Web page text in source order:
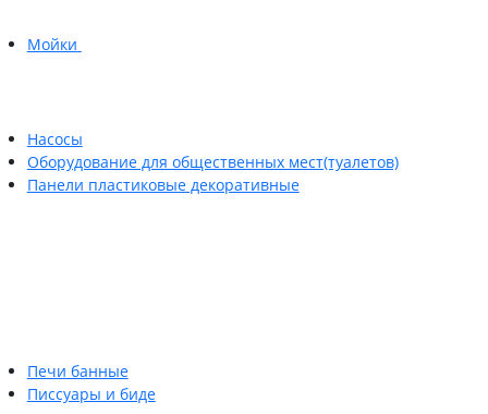
Мойки
Насосы
Оборудование для общественных мест(туалетов)
Панели пластиковые декоративные
Печи банные
Писсуары и биде